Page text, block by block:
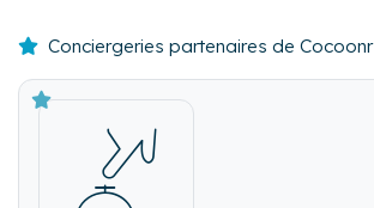
Conciergeries partenaires de Cocoonr